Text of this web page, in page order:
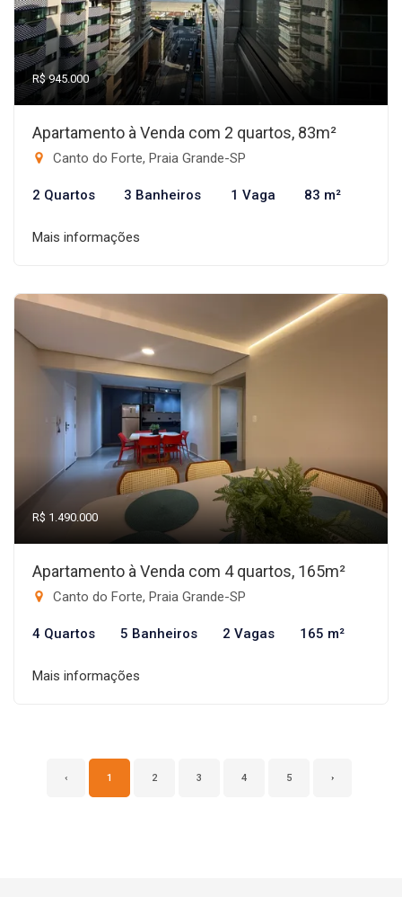
R$ 945.000
Apartamento à Venda com 2 quartos, 83m²
Canto do Forte, Praia Grande-SP
2 Quartos 3 Banheiros 1 Vaga 83 m²
Mais informações
R$ 1.490.000
Apartamento à Venda com 4 quartos, 165m²
Canto do Forte, Praia Grande-SP
4 Quartos 5 Banheiros 2 Vagas 165 m²
Mais informações
‹ 1 2 3 4 5 ›